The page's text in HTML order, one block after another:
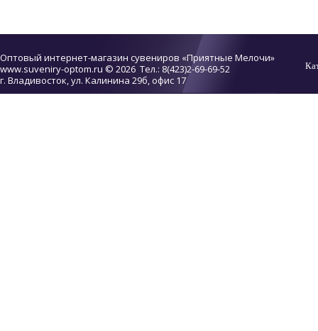
Оптовый интернет-магазин сувениров «Приятные Мелочи»
www.suveniry-optom.ru © 2026 Тел.: 8(423)2-69-69-52
г. Владивосток, ул. Калинина 29б, офис 17